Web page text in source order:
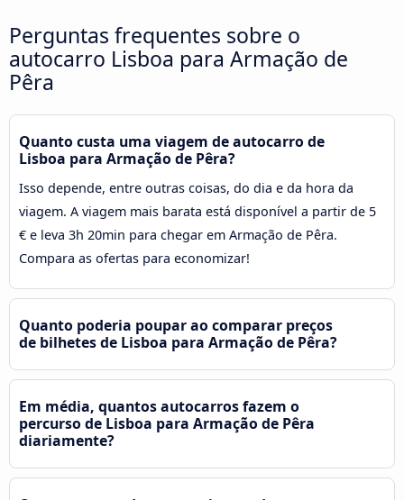
Perguntas frequentes sobre o
autocarro Lisboa para Armação de
Pêra
Quanto custa uma viagem de autocarro de
Lisboa para Armação de Pêra?
Isso depende, entre outras coisas, do dia e da hora da
viagem. A viagem mais barata está disponível a partir de 5
€ e leva 3h 20min para chegar em Armação de Pêra.
Compara as ofertas para economizar!
Quanto poderia poupar ao comparar preços
de bilhetes de Lisboa para Armação de Pêra?
Em média, quantos autocarros fazem o
percurso de Lisboa para Armação de Pêra
diariamente?